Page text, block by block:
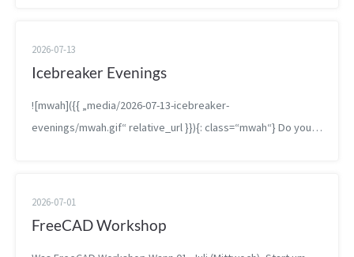
2026-07-13
Icebreaker Evenings
![mwah]({{ „media/2026-07-13-icebreaker-
evenings/mwah.gif“ relative_url }}){: class=“mwah“} Do you
2026-07-01
FreeCAD Workshop